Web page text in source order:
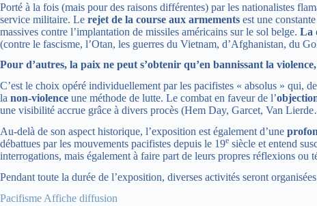
Porté à la fois (mais pour des raisons différentes) par les nationalistes
service militaire. Le rejet de la course aux armements est une
massives contre l’implantation de missiles américains sur le sol belge. La
(contre le fascisme, l’Otan, les guerres du Vietnam, d’Afghanistan, du
Pour d’autres, la paix ne peut s’obtenir qu’en bannissant la
C’est le choix opéré individuellement par les pacifistes « absolus » qui,
la non-violence une méthode de lutte. Le combat en faveur de l’
une visibilité accrue grâce à divers procès (Hem Day, Garcet, Van
Au-delà de son aspect historique, l’exposition est également d’une
débattues par les mouvements pacifistes depuis le 19e siècle et entend
interrogations, mais également à faire part de leurs propres réflexions ou
Pendant toute la durée de l’exposition, diverses activités seront
Pacifisme Affiche diffusion